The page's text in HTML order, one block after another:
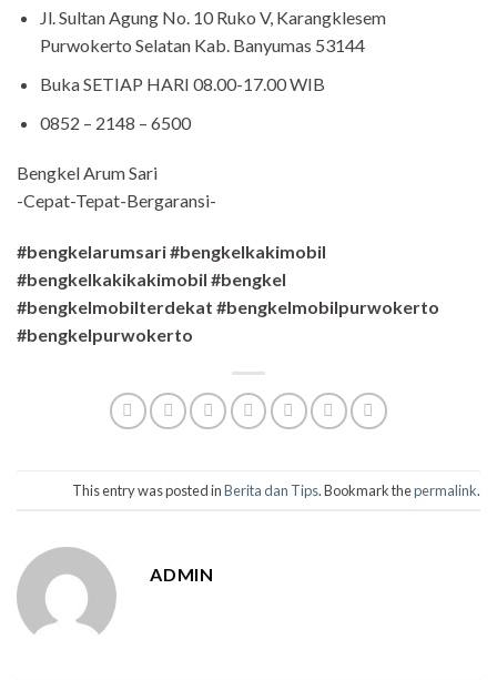
Jl. Sultan Agung No. 10 Ruko V, Karangklesem
Purwokerto Selatan Kab. Banyumas 53144
Buka SETIAP HARI 08.00-17.00 WIB
0852 – 2148 – 6500
Bengkel Arum Sari
-Cepat-Tepat-Bergaransi-
#bengkelarumsari #bengkelkakimobil
#bengkelkakikakimobil #bengkel
#bengkelmobilterdekat #bengkelmobilpurwokerto
#bengkelpurwokerto
This entry was posted inBerita dan Tips. Bookmark thepermalink.
ADMIN